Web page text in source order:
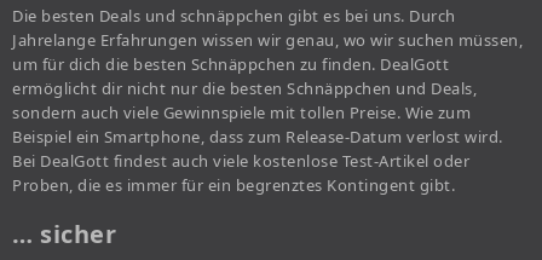
Die besten Deals und schnäppchen gibt es bei uns. Durch
Jahrelange Erfahrungen wissen wir genau, wo wir suchen müssen,
um für dich die besten Schnäppchen zu finden. DealGott
ermöglicht dir nicht nur die besten Schnäppchen und Deals,
sondern auch viele Gewinnspiele mit tollen Preise. Wie zum
Beispiel ein Smartphone, dass zum Release-Datum verlost wird.
Bei DealGott findest auch viele kostenlose Test-Artikel oder
Proben, die es immer für ein begrenztes Kontingent gibt.
… sicher